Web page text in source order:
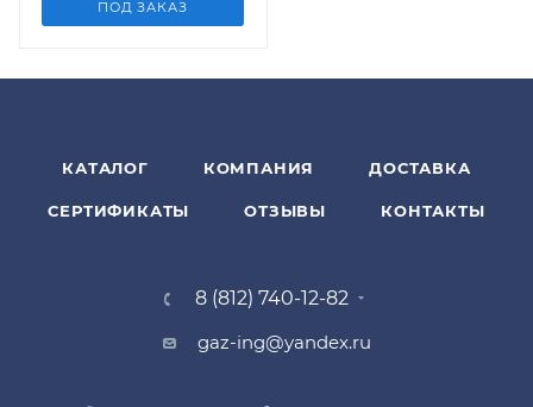
ПОД ЗАКАЗ
КАТАЛОГ КОМПАНИЯ ДОСТАВКА
СЕРТИФИКАТЫ ОТЗЫВЫ КОНТАКТЫ
8 (812) 740-12-82
gaz-ing@yandex.ru